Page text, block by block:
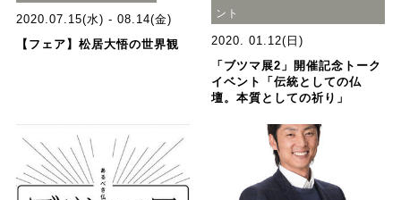
2020.07.15(水) - 08.14(金)
【フェア】松居大悟の世界観
ント
2020. 01.12(日)
「ブツマ展2」開催記念トーク
イベント「伝統としての仏
壇。本質としての祈り」